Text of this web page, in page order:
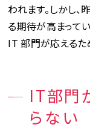
われます。しかし
る期待が高まって
IT 部門が応えるた
IT部門
らない